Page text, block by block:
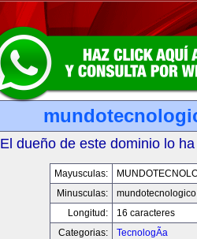
El dueño de este dominio lo
Mayusculas:
Minusculas:
Longitud:
16 caracteres
Categorias:
TecnologÃ­a